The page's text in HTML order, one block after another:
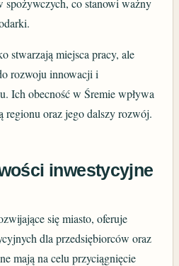
co stanowi ważny
stwarzają miejsca pracy, ale
rozwoju innowacji i
Ich obecność w Śremie wpływa
regionu oraz jego dalszy rozwój.
inwestycyjne
się miasto, oferuje
dla przedsiębiorców oraz
mają na celu przyciągnięcie